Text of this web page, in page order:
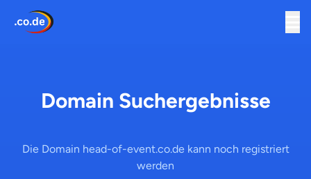
Domain Suchergebnisse
Die Domain head-of-event.co.de kann noch registriert
werden